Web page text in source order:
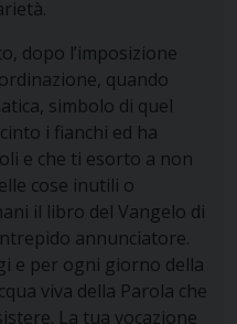
dopo l’imposizione
quando
simbolo di quel
i fianchi ed ha
e che ti esorto a non
cose inutili o
il libro del Vangelo di
annunciatore.
e per ogni giorno della
viva della Parola che
La tua vocazione